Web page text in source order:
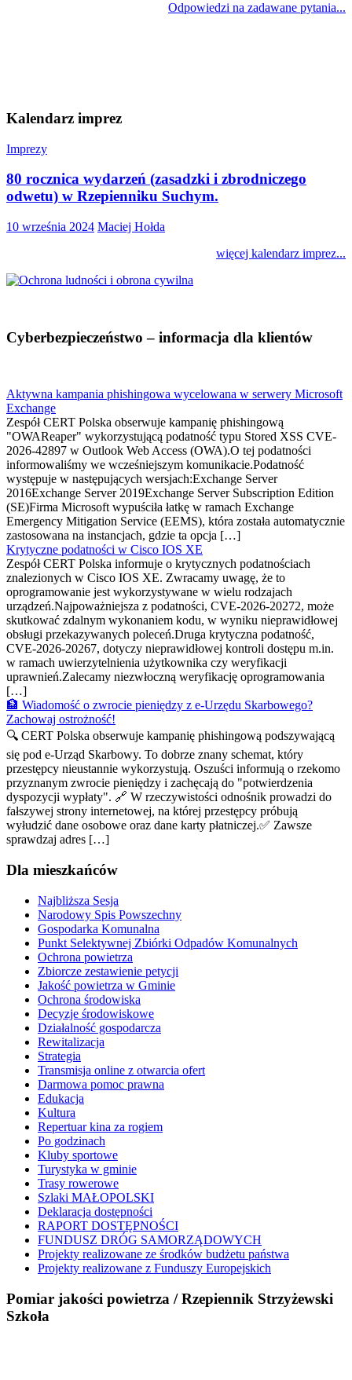
Odpowiedzi na zadawane pytania...
Kalendarz imprez
Imprezy
80 rocznica wydarzeń (zasadzki i zbrodniczego
odwetu) w Rzepienniku Suchym.
10 września 2024 Maciej Hołda
więcej kalendarz imprez...
Cyberbezpieczeństwo – informacja dla klientów
Aktywna kampania phishingowa wycelowana w serwery Microsoft
Exchange
Zespół CERT Polska obserwuje kampanię phishingową
"OWAReaper" wykorzystującą podatność typu Stored XSS CVE-
2026-42897 w Outlook Web Access (OWA).O tej podatności
informowaliśmy we wcześniejszym komunikacie.Podatność
występuje w następujących wersjach:Exchange Server
2016Exchange Server 2019Exchange Server Subscription Edition
(SE)Firma Microsoft wypuściła łatkę w ramach Exchange
Emergency Mitigation Service (EEMS), która została automatycznie
zastosowana na instancjach, gdzie ta opcja […]
Krytyczne podatności w Cisco IOS XE
Zespół CERT Polska informuje o krytycznych podatnościach
znalezionych w Cisco IOS XE. Zwracamy uwagę, że to
oprogramowanie jest wykorzystywane w wielu rodzajach
urządzeń.Najpoważniejsza z podatności, CVE-2026-20272, może
skutkować zdalnym wykonaniem kodu, w wyniku nieprawidłowej
obsługi przekazywanych poleceń.Druga krytyczna podatność,
CVE-2026-20267, dotyczy nieprawidłowej kontroli dostępu m.in.
w ramach uwierzytelnienia użytkownika czy weryfikacji
uprawnień.Zalecamy niezwłoczną weryfikację oprogramowania
[…]
🏦 Wiadomość o zwrocie pieniędzy z e-Urzędu Skarbowego?
Zachowaj ostrożność!
🔍 CERT Polska obserwuje kampanię phishingową podszywającą
się pod e-Urząd Skarbowy. To dobrze znany schemat, który
przestępcy nieustannie wykorzystują. Oszuści informują o rzekomo
przyznanym zwrocie pieniędzy i zachęcają do "potwierdzenia
dyspozycji wypłaty". 🔗 W rzeczywistości odnośnik prowadzi do
fałszywej strony internetowej, na której przestępcy próbują
wyłudzić dane osobowe oraz dane karty płatniczej.✅ Zawsze
sprawdzaj adres […]
Dla mieszkańców
Najbliższa Sesja
Narodowy Spis Powszechny
Gospodarka Komunalna
Punkt Selektywnej Zbiórki Odpadów Komunalnych
Ochrona powietrza
Zbiorcze zestawienie petycji
Jakość powietrza w Gminie
Ochrona środowiska
Decyzje środowiskowe
Działalność gospodarcza
Rewitalizacja
Strategia
Transmisja online z otwarcia ofert
Darmowa pomoc prawna
Edukacja
Kultura
Repertuar kina za rogiem
Po godzinach
Kluby sportowe
Turystyka w gminie
Trasy rowerowe
Szlaki MAŁOPOLSKI
Deklaracja dostępności
RAPORT DOSTĘPNOŚCI
FUNDUSZ DRÓG SAMORZĄDOWYCH
Projekty realizowane ze środków budżetu państwa
Projekty realizowane z Funduszy Europejskich
Pomiar jakości powietrza / Rzepiennik Strzyżewski
Szkoła